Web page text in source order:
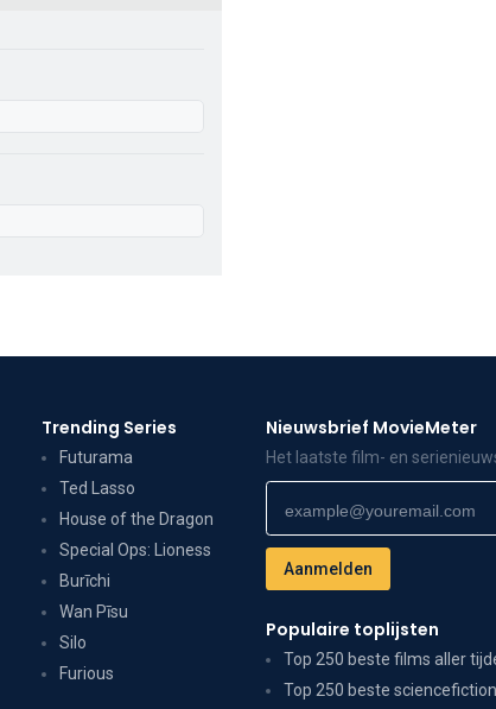
Trending Series
Futurama
Ted Lasso
House of the Dragon
Special Ops: Lioness
Burīchi
Wan Pīsu
Silo
Furious
Nieuwsbrief MovieMeter
Het laatste film- en
Populaire toplijsten
Top 250 beste films aller
Top 250 beste